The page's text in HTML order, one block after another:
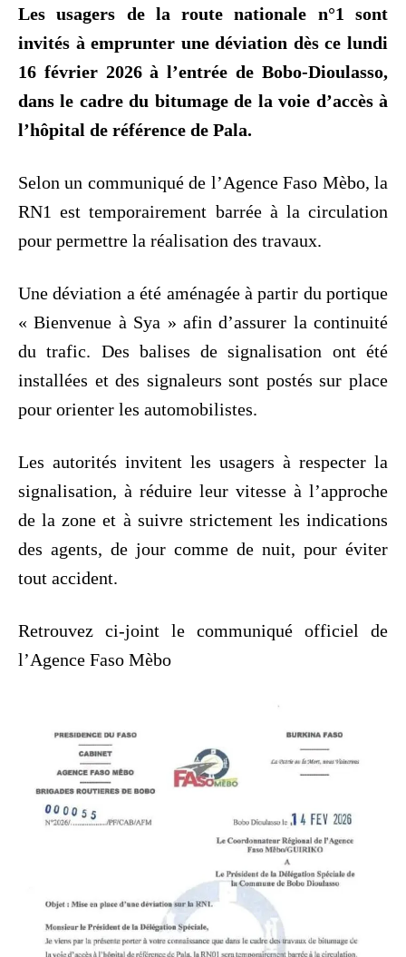
Les usagers de la route nationale n°1 sont
invités à emprunter une déviation dès ce lundi
16 février 2026 à l’entrée de Bobo-Dioulasso,
dans le cadre du bitumage de la voie d’accès à
l’hôpital de référence de Pala.
Selon un communiqué de l’Agence Faso Mèbo, la
RN1 est temporairement barrée à la circulation
pour permettre la réalisation des travaux.
Une déviation a été aménagée à partir du portique
« Bienvenue à Sya » afin d’assurer la continuité
du trafic. Des balises de signalisation ont été
installées et des signaleurs sont postés sur place
pour orienter les automobilistes.
Les autorités invitent les usagers à respecter la
signalisation, à réduire leur vitesse à l’approche
de la zone et à suivre strictement les indications
des agents, de jour comme de nuit, pour éviter
tout accident.
Retrouvez ci-joint le communiqué officiel de
l’Agence Faso Mèbo